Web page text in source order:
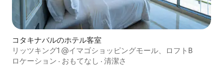
コタキナバルのホテル客室
リッツキング1 @イマゴショッピングモール、ロフトB
ロケーション · おもてなし · 清潔さ